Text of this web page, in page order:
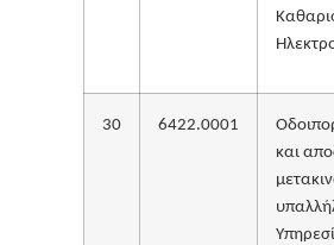
30 6422.0001
και